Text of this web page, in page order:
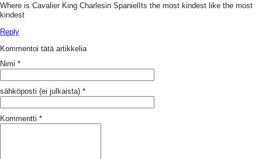
Where is Cavalier King Charlesin SpanielIts the most kindest like the most
kindest
Reply
Kommentoi tätä artikkelia
Nimi *
sähköposti (ei julkaista) *
Kommentti *